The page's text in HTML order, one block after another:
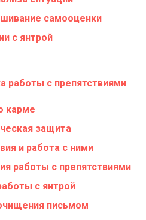
самооценки
с янтрой
работы с препятствиями
карме
защита
и работа с ними
работы с препятствиями
с янтрой
письмом